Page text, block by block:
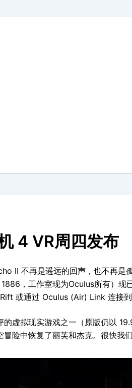
4 VR周四发布
II 不再是遥远的回声，也不再是
，工作室现为Oculus所有）现
或通过 Oculus (Air) Link 连接到
的虚拟现实游戏之一（原版仍以
冒险中恢复了丽芙和杰克。很快